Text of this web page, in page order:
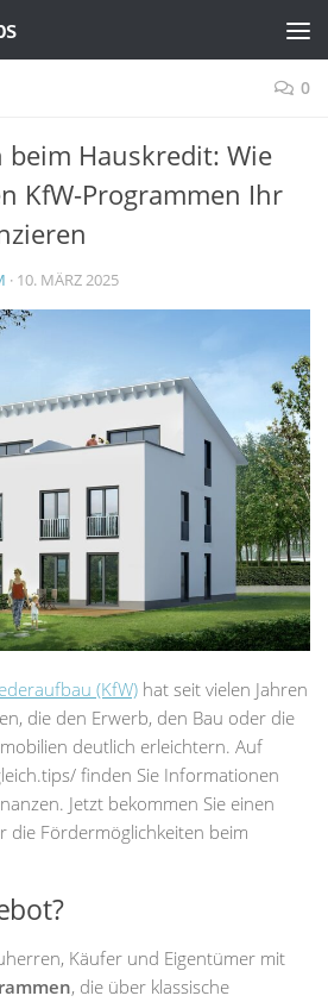
0
Hauskredit: Wie
KfW-Programmen Ihr
· 10. MÄRZ 2025
(KfW) hat seit vielen Jahren
die den Erwerb, den Bau oder die
deutlich erleichtern. Auf
finden Sie Informationen
Jetzt bekommen Sie einen
die Fördermöglichkeiten beim
Käufer und Eigentümer mit
, die über klassische